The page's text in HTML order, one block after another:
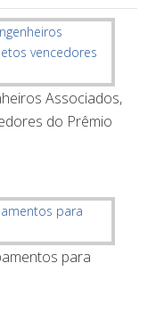
Associados,
do Prêmio
para